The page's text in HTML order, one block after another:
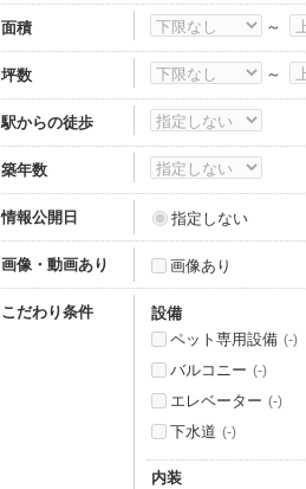
面積 ～
坪数 ～
駅からの徒歩
築年数
情報公開日 指定しない
画像・動画あり 画像あり
こだわり条件
設備
ペット専用設備 (-)
バルコニー (-)
エレベーター (-)
下水道 (-)
内装